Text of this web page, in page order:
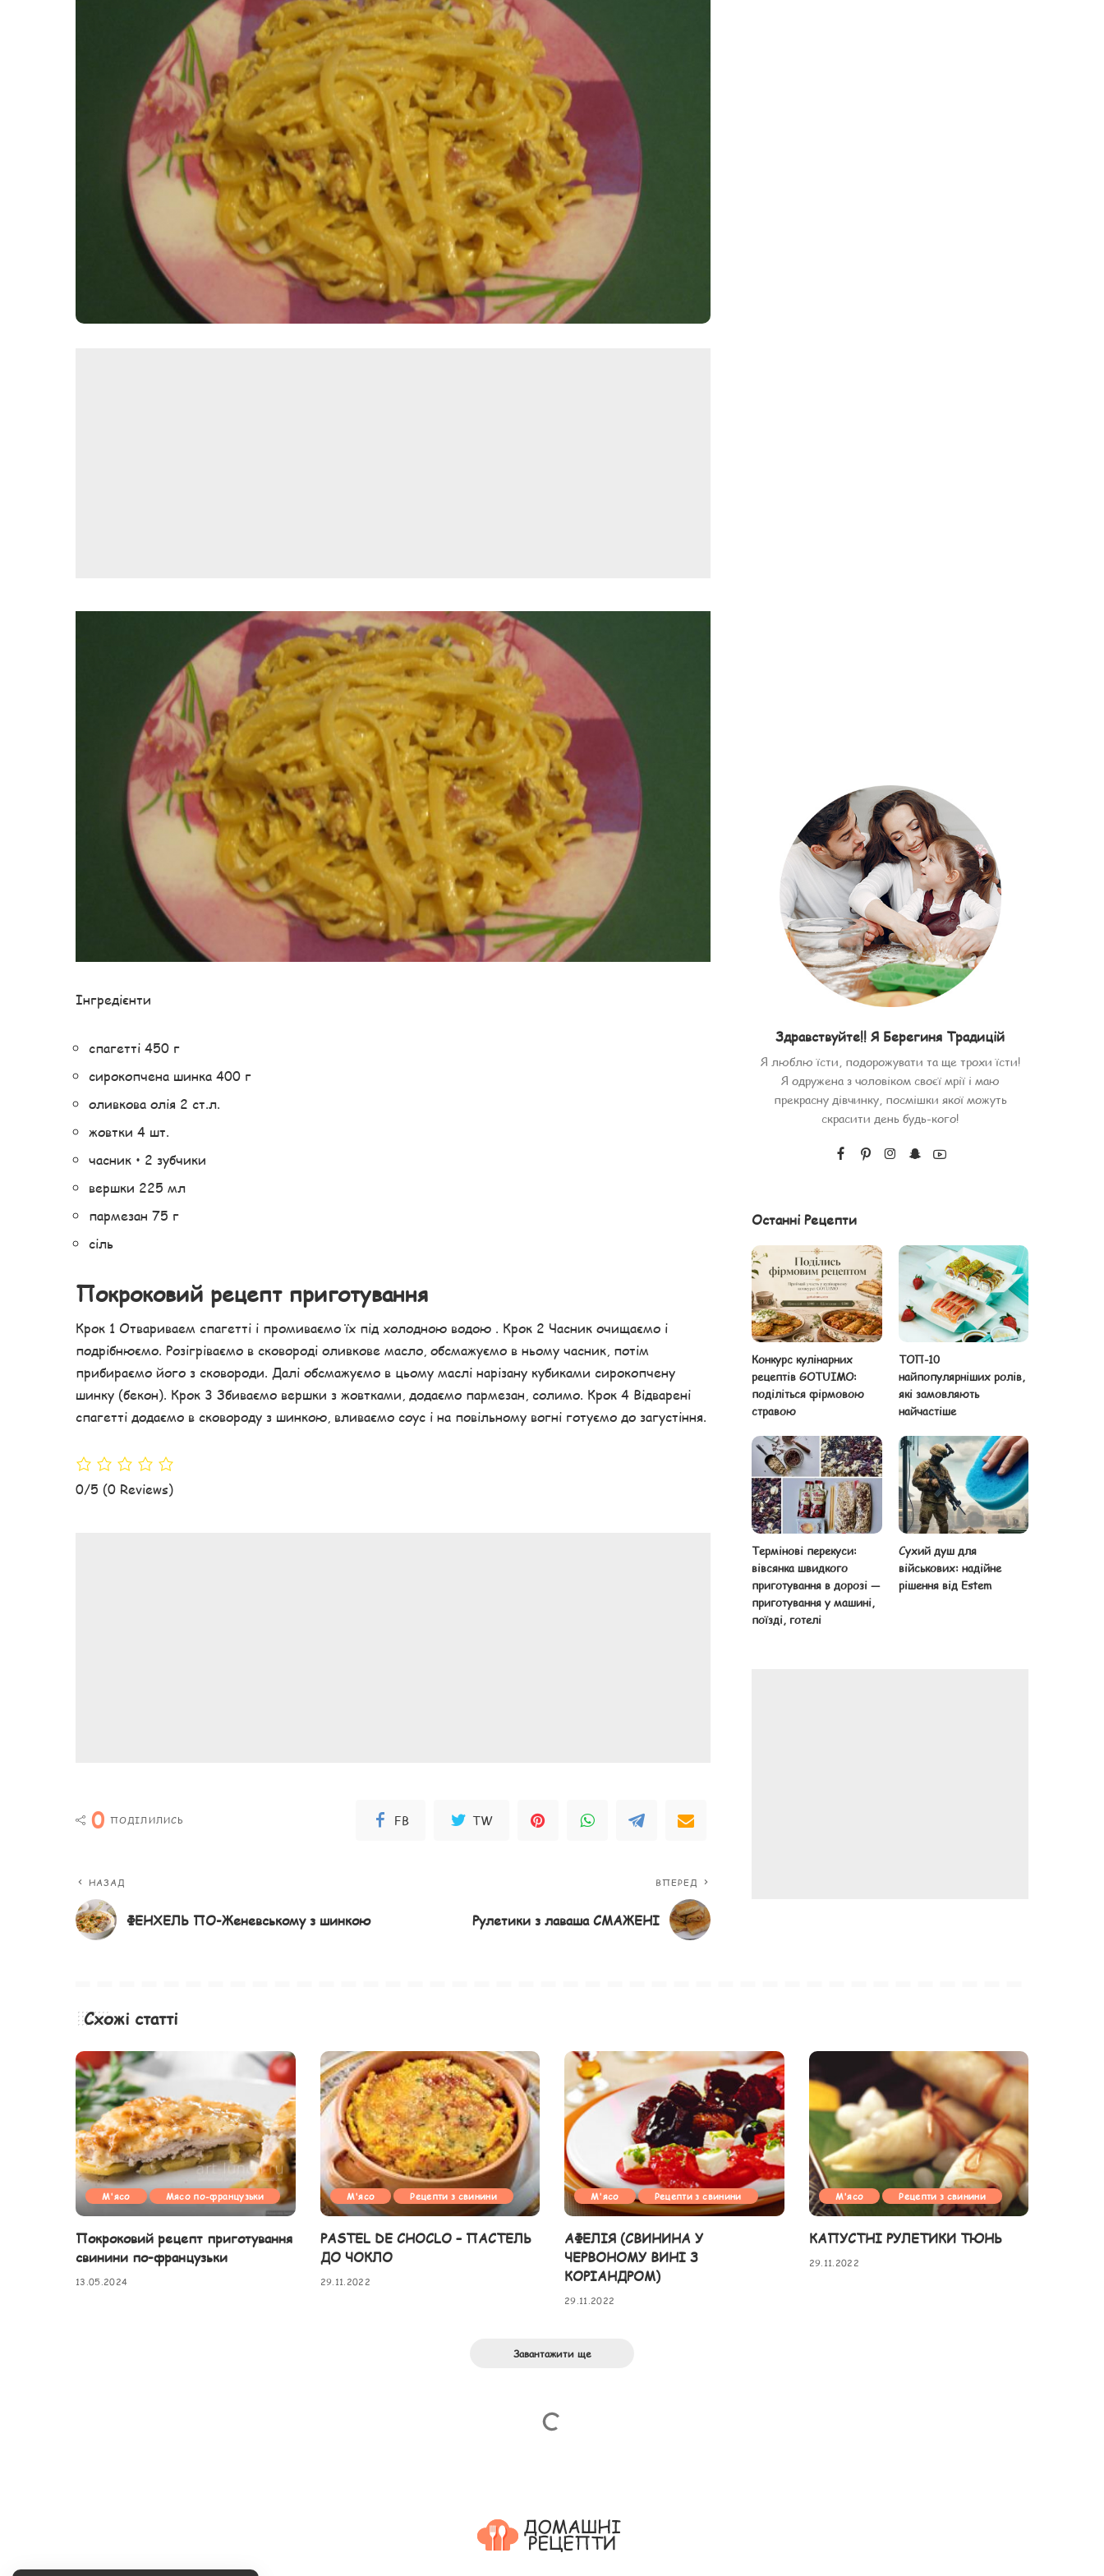
Мясо по-французьки
Рецепти із фаршу
Інгредієнти
спагетті 450 г
сирокопчена шинка 400 г
оливкова олія 2 ст.л.
жовтки 4 шт.
часник • 2 зубчики
вершки 225 мл
пармезан 75 г
сіль
Покроковий рецепт приготування
Крок 1 Отвариваем спагетті і промиваємо їх під холодною водою . Крок 2 Часник очищаємо і
подрібнюємо. Розігріваємо в сковороді оливкове масло, обсмажуємо в ньому часник, потім
прибираємо його з сковороди. Далі обсмажуємо в цьому маслі нарізану кубиками сирокопчену
шинку (бекон). Крок 3 Збиваємо вершки з жовтками, додаємо пармезан, солимо. Крок 4 Відварені
спагетті додаємо в сковороду з шинкою, вливаємо соус і на повільному вогні готуємо до загустіння.
0/5 (0 Reviews)
0 ПОДІЛИЛИСЬ FB TW
НАЗАД
ФЕНХЕЛЬ ПО-Женевському з шинкою
ВПЕРЕД
Рулетики з лаваша СМАЖЕНІ
Здравствуйте!! Я Берегиня Традицій
Я люблю їсти, подорожувати та ще трохи їсти!
Я одружена з чоловіком своєї мрії і маю
прекрасну дівчинку, посмішки якої можуть
скрасити день будь-кого!
Останні Рецепти
Конкурс кулінарних
рецептів GOTUIMO:
поділіться фірмовою
стравою
ТОП-10
найпопулярніших ролів,
які замовляють
найчастіше
Термінові перекуси:
вівсянка швидкого
приготування в дорозі —
приготування у машині,
поїзді, готелі
Сухий душ для
військових: надійне
рішення від Estem
Схожі статті
М'ясо Мясо по-французьки
Покроковий рецепт приготування
свинини по-французьки
13.05.2024
М'ясо Рецепти з свинини
PASTEL DE CHOCLO – ПАСТЕЛЬ
ДО ЧОКЛО
29.11.2022
М'ясо Рецепти з свинини
АФЕЛІЯ (СВИНИНА У
ЧЕРВОНОМУ ВИНІ З
КОРІАНДРОМ)
29.11.2022
М'ясо Рецепти з свинини
КАПУСТНІ РУЛЕТИКИ ТЮНЬ
29.11.2022
Завантажити ще